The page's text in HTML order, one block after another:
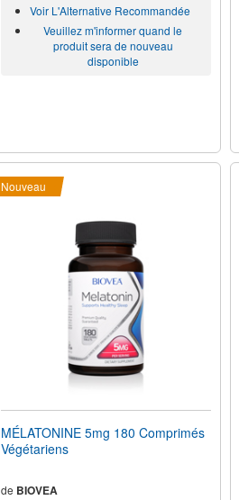
Voir L'Alternative Recommandée
Veuillez m'informer quand le
produit sera de nouveau
disponible
Nouveau
MÉLATONINE 5mg 180 Comprimés
Végétariens
de BIOVEA